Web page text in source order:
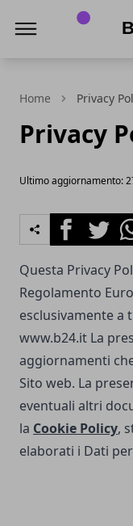
Home Privacy
Privacy
Ultimo aggiornamento:
FacebookTwitter
Questa Privacy
Regolamento
esclusivamente a
www.b24.it La
aggiornamenti
Sito web. La
eventuali altri
la Cookie Policy,
elaborati i Dati